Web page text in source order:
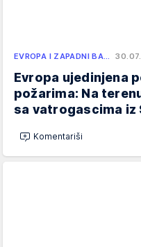
EVROPA I ZAPADNI BA…
Evropa ujedinjena
požarima: Na
sa vatrogascima iz
Komentariši